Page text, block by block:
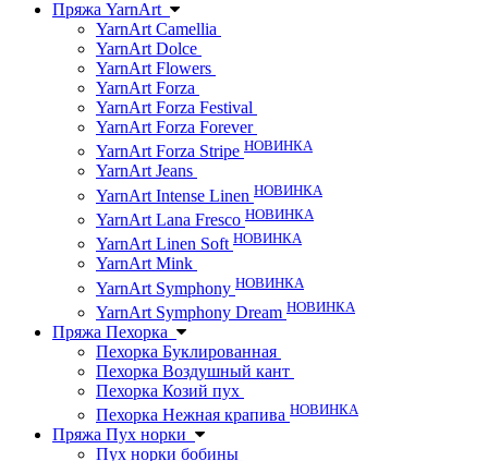
Пряжа YarnArt
YarnArt Camellia
YarnArt Dolce
YarnArt Flowers
YarnArt Forza
YarnArt Forza Festival
YarnArt Forza Forever
YarnArt Forza Stripe НОВИНКА
YarnArt Jeans
YarnArt Intense Linen НОВИНКА
YarnArt Lana Fresco НОВИНКА
YarnArt Linen Soft НОВИНКА
YarnArt Mink
YarnArt Symphony НОВИНКА
YarnArt Symphony Dream НОВИНКА
Пряжа Пехорка
Пехорка Буклированная
Пехорка Воздушный кант
Пехорка Козий пух
Пехорка Нежная крапива НОВИНКА
Пряжа Пух норки
Пух норки бобины